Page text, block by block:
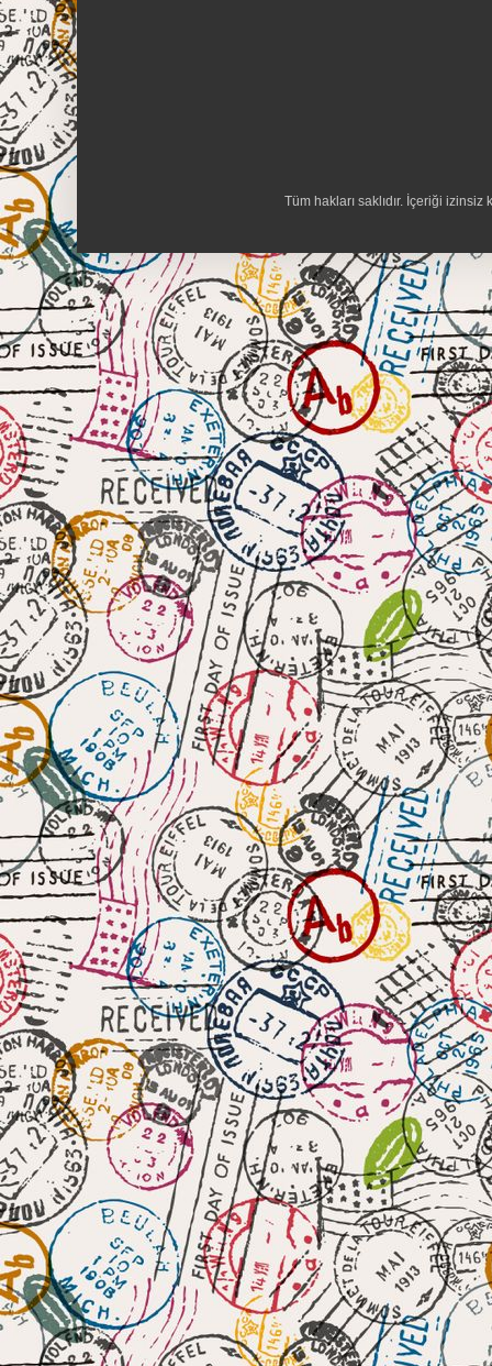
Tüm hakları saklıdır. İçeriği